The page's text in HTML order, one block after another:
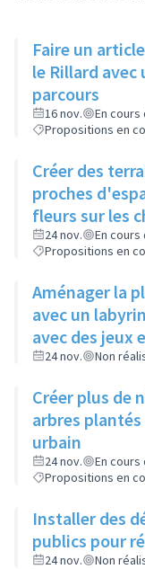
Faire un
le Rillard avec
parcours
16 nov.
En
Propositions en
Créer des
proches
fleurs sur les
immeubles
24 nov.
En
Propositions en
Aménager la
avec un
avec des jeux
24 nov. Non
Créer plus de nichoirs dans les nouveaux
arbres
urbain
24 nov.
En
Propositions en
Installer des
publics pour
24 nov. Non